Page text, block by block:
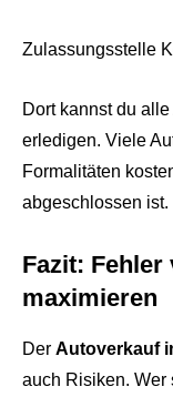
Zulassungsstelle
Dort kannst du
erledigen. Viele
Formalitäten
abgeschlossen ist.
Fazit: Fehler
maximieren
Der Autoverkauf
auch Risiken. Wer